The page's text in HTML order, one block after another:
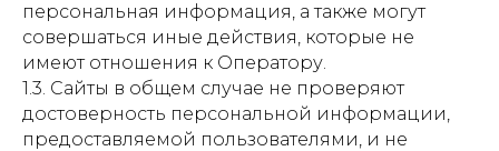
персональная информация, а также могут
совершаться иные действия, которые не
имеют отношения к Оператору.
1.3. Сайты в общем случае не проверяют
достоверность персональной информации,
предоставляемой пользователями, и не